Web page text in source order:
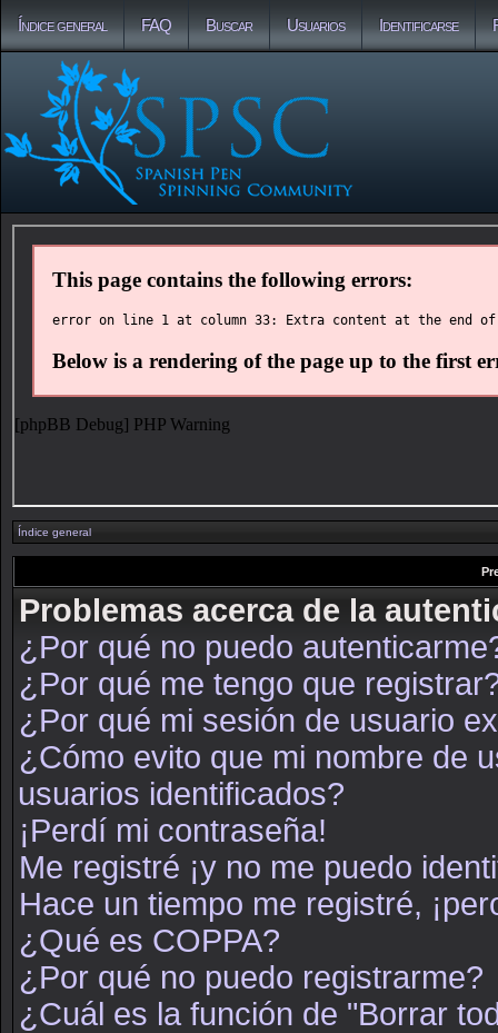
Índice general FAQ Buscar Usuarios Identificarse
Índice general
Problemas acerca de la
¿Por qué no puedo
¿Por qué me tengo que
¿Por qué mi sesión de usuario
¿Cómo evito que mi nombre de
usuarios identificados?
¡Perdí mi contraseña!
Me registré ¡y no me puedo
Hace un tiempo me registré,
¿Qué es COPPA?
¿Por qué no puedo registrarme?
¿Cuál es la función de "Borrar